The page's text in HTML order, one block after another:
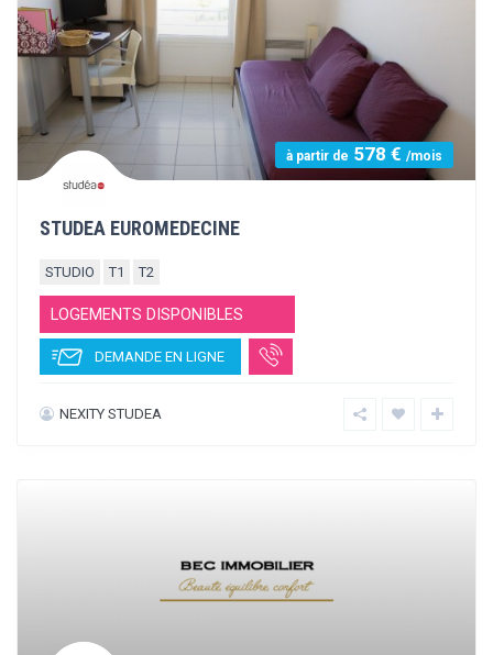
AGENCE VICTOR HUGO MARQUEZ
STUDIO T1 T2 T3
DEMANDE EN LIGNE
VICTOR HUGO MARQUEZ